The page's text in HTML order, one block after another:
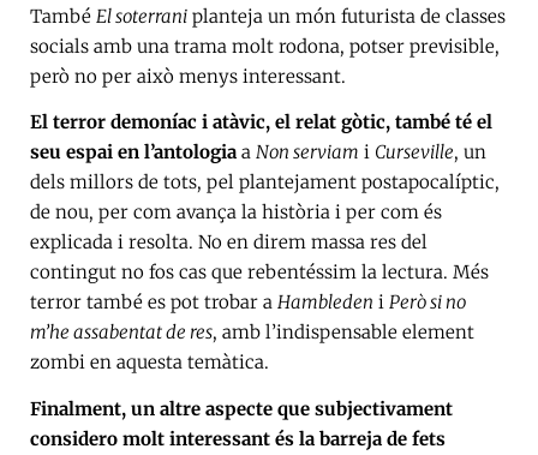
També El soterrani planteja un món futurista de classes
socials amb una trama molt rodona, potser previsible,
però no per això menys interessant.
El terror demoníac i atàvic, el relat gòtic, també té el
seu espai en l’antologia a Non serviam i Curseville, un
dels millors de tots, pel plantejament postapocalíptic,
de nou, per com avança la història i per com és
explicada i resolta. No en direm massa res del
contingut no fos cas que rebentéssim la lectura. Més
terror també es pot trobar a Hambleden i Però si no
m’he assabentat de res, amb l’indispensable element
zombi en aquesta temàtica.
Finalment, un altre aspecte que subjectivament
considero molt interessant és la barreja de fets